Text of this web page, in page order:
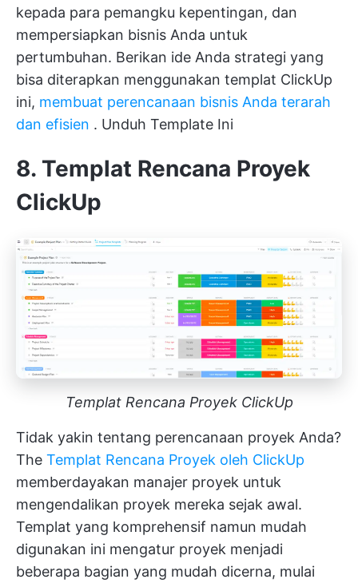
kepada para pemangku kepentingan, dan
mempersiapkan bisnis Anda untuk
pertumbuhan. Berikan ide Anda strategi yang
bisa diterapkan menggunakan templat ClickUp
ini, membuat perencanaan bisnis Anda terarah
dan efisien . Unduh Template Ini
8. Templat Rencana Proyek
ClickUp
Templat Rencana Proyek ClickUp
Tidak yakin tentang perencanaan proyek Anda?
The Templat Rencana Proyek oleh ClickUp
memberdayakan manajer proyek untuk
mengendalikan proyek mereka sejak awal.
Templat yang komprehensif namun mudah
digunakan ini mengatur proyek menjadi
beberapa bagian yang mudah dicerna, mulai